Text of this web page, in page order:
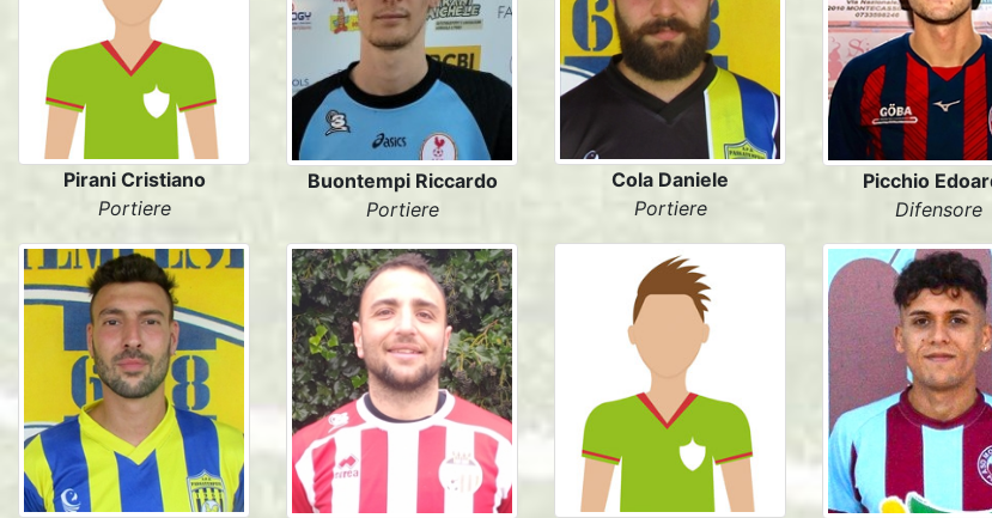
Pirani Cristiano
Portiere
Buontempi Riccardo
Portiere
Cola Daniele
Portiere
Picchio
Difensore